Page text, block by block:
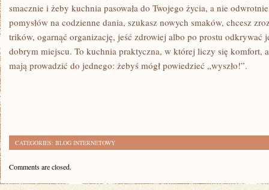
smacznie i żeby kuchnia pasowała do Twojego życia, a nie
pomysłów na codzienne dania, szukasz nowych smaków, chcesz
trików, ogarnąć organizację, jeść zdrowiej albo po prostu odkrywać
dobrym miejscu. To kuchnia praktyczna, w której liczy się komfort,
mają prowadzić do jednego: żebyś mógł powiedzieć „wyszło!”.
CATEGORIES: BLOG INTERNETOWY
Comments are closed.